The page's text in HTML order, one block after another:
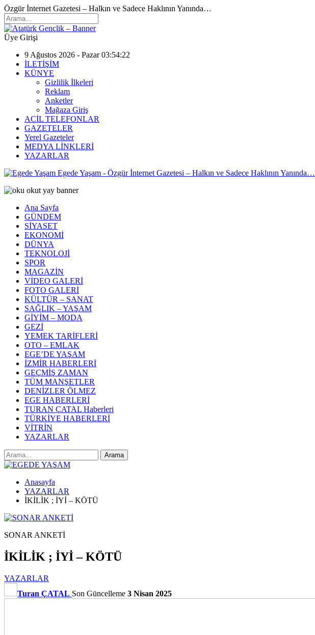
Özgür İnternet Gazetesi – Halkın ve Sadece Haklının Yanında…
Üye Girişi
9 Ağustos 2026 - Pazar 03:54:22
İLETİŞİM
KÜNYE
Gizlilik İlkeleri
Reklam
Anketler
Mağaza Giriş
ACİL TELEFONLAR
GAZETELER
Yerel Gazeteler
MEDYA LİNKLERİ
YAZARLAR
Egede Yaşam - Özgür İnternet Gazetesi – Halkın ve Sadece Haklının Yanında…
Ana Sayfa
GÜNDEM
SİYASET
EKONOMİ
DÜNYA
TEKNOLOJİ
SPOR
MAGAZİN
VİDEO GALERİ
FOTO GALERİ
KÜLTÜR – SANAT
SAĞLIK – YAŞAM
GİYİM – MODA
GEZİ
YEMEK TARİFLERİ
OTO – EMLAK
EGE’DE YAŞAM
İZMİR HABERLERİ
GEÇMİŞ ZAMAN
TÜM MANŞETLER
DENİZLER ÖLMEZ
EGE HABERLERİ
TURAN ÇATAL Haberleri
TÜRKİYE HABERLERİ
VİTRİN
YAZARLAR
Anasayfa
YAZARLAR
İKİLİK ; İYİ – KÖTÜ
SONAR ANKETİ
İKİLİK ; İYİ – KÖTÜ
YAZARLAR
Turan ÇATAL Son Güncelleme 3 Nisan 2025